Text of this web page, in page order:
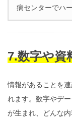
病センターでハ
7.数字や資
情報があることを
れます。数字やデ
が生まれ、どんな